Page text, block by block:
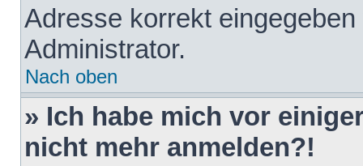
Adresse korrekt
Administrator.
Nach oben
» Ich habe mich vor
nicht mehr anmelden?!